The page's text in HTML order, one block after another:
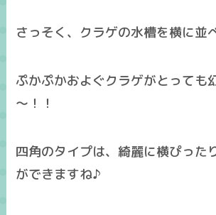
さっそく、クラゲの水槽を横に並
ぷかぷかおよぐクラゲがとっても
～！！
四角のタイプは、綺麗に横ぴった
ができますね♪